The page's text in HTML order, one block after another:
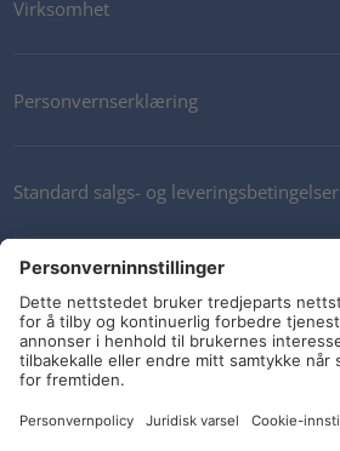
Virksomhet
Personvernserklæring
Standard salgs- og leveringsbetingelser
Nyhetsbrev
Sosiale medier